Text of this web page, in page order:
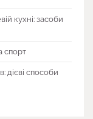
кухні: засоби
спорт
способи